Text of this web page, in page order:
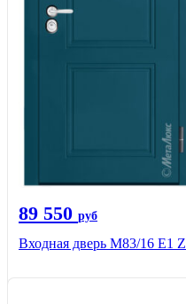
89 550 руб
Входная дверь M83/16 Е1 Z